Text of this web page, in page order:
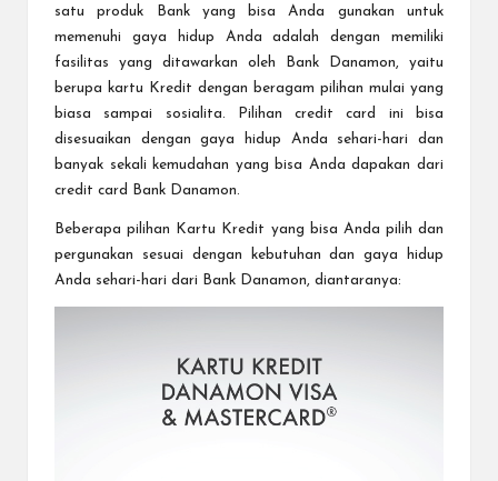
satu produk Bank yang bisa Anda gunakan untuk
memenuhi gaya hidup Anda adalah dengan memiliki
fasilitas yang ditawarkan oleh Bank Danamon, yaitu
berupa
kartu Kredit dengan beragam pilihan mulai yang
biasa sampai sosialita. Pilihan credit card ini bisa
disesuaikan dengan gaya hidup Anda sehari-hari dan
banyak sekali kemudahan yang bisa Anda dapakan dari
credit card Bank Danamon.
Beberapa pilihan Kartu Kredit yang bisa Anda pilih dan
pergunakan sesuai dengan kebutuhan dan gaya hidup
Anda sehari-hari dari Bank Danamon, diantaranya: